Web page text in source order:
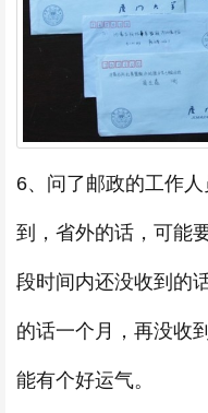
6、问了邮政的工作
到，省外的话，可能
段时间内还没收到的
的话一个月，再没收
能有个好运气。